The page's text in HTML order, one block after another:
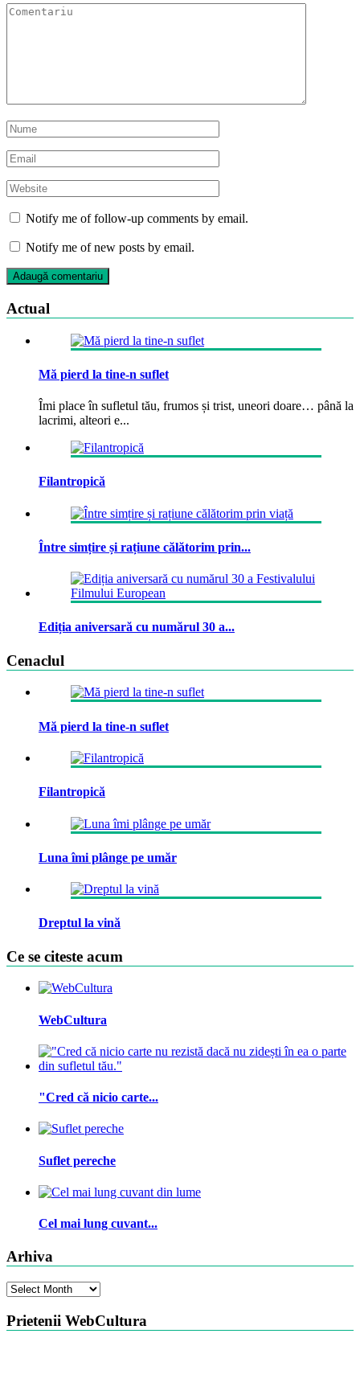
Notify me of follow-up comments by email.
Notify me of new posts by email.
Actual
Mă pierd la tine-n suflet
Îmi place în sufletul tău, frumos și trist, uneori doare… până la
lacrimi, alteori e...
Filantropică
Între simțire și rațiune călătorim prin...
Ediția aniversară cu numărul 30 a...
Cenaclul
Mă pierd la tine-n suflet
Filantropică
Luna îmi plânge pe umăr
Dreptul la vină
Ce se citeste acum
WebCultura
"Cred că nicio carte...
Suflet pereche
Cel mai lung cuvant...
Arhiva
Arhiva
Prietenii WebCultura